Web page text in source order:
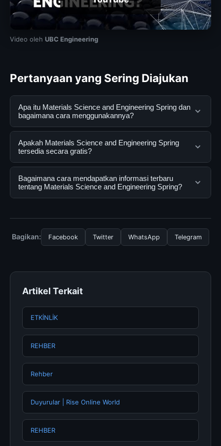
Video oleh UBC Engineering
Pertanyaan yang Sering Diajukan
Apa itu Materials Science and Engineering Spring dan
bagaimana cara menggunakannya?
Materials Science and Engineering Spring adalah
layanan digital yang dirancang untuk membantu
pengguna mendapatkan informasi lengkap dan
terpercaya. Anda dapat menggunakannya dengan
mengunjungi situs resmi dan mengikuti panduan yang
tersedia.
Apakah Materials Science and Engineering Spring
tersedia secara gratis?
Ya, Materials Science and Engineering Spring dapat
diakses secara gratis oleh semua pengguna. Tidak ada
biaya tersembunyi atau langganan yang diperlukan
Bagaimana cara mendapatkan informasi terbaru
tentang Materials Science and Engineering Spring?
halaman resmi kami secara berkala. Kami selalu
memperbarui konten dengan informasi terkini dan
Bagikan: Facebook Twitter WhatsApp Telegram
Artikel Terkait
ETKİNLİK
REHBER
Rehber
Duyurular | Rise Online World
REHBER